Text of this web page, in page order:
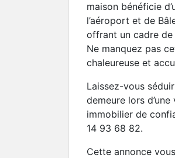
maison bénéficie
l’aéroport et de
offrant un cadre
Ne manquez pas
chaleureuse et
Laissez-vous
demeure lors
immobilier de
14 93 68 82.
Cette annonce